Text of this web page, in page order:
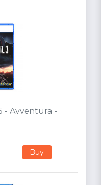
- Avventura -
Buy